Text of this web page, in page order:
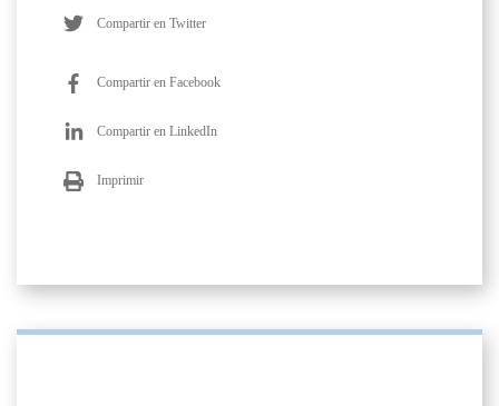
Compartir en Twitter
Compartir en Facebook
Compartir en LinkedIn
Imprimir